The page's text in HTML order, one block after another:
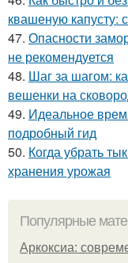
квашеную капусту:
47. Опасности
не рекомендуется
48. Шаг за шагом:
вешенки на
49. Идеальное
подробный гид
50. Когда убрать
хранения урожая
Популярные
Аркоксиа: